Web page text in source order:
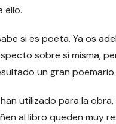
ello.
si es poeta. Ya os
sobre sí misma,
un gran poemario.
utilizado para la
al libro queden muy